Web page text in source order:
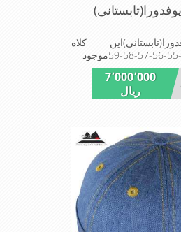
کلاه
در7سایز53-54-55-56-57-58-59موجود
تک وعالی برای مهمانی
7٬000٬000
ریال